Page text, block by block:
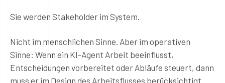
Sie werden Stakeholder im System.
Nicht im menschlichen Sinne. Aber im operativen
Sinne: Wenn ein KI-Agent Arbeit beeinflusst,
Entscheidungen vorbereitet oder Abläufe steuert, dann
muss er im Design des Arbeitsflusses berücksichtigt